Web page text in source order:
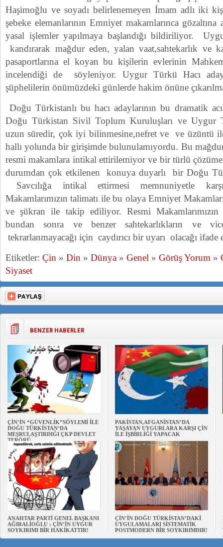
Haşimoğlu ve soyadı belirlenemeyen İmam adlı iki
şebeke elemanlarının Emniyet makamlarınca gözaltına
yasal işlemler yapılmaya başlandığı bildiriliyor.
kandırarak mağdur eden, yalan vaat,sahtekarlık ve
pasaportlarına el koyan bu kişilerin evlerinin
incelendiği de söyleniyor. Uygur Türkü Hacı
şüphelilerin önümüzdeki günlerde hakim önüne
Doğu Türkistanlı bu hacı adaylarının bu dramatik
Doğu Türkistan Sivil Toplum Kuruluşları ve Uygur
uzun süredir, çok iyi bilinmesine,nefret ve ve üzüntü ile
hallı yolunda bir girişimde bulunulamıyordu. Bu
resmi makamlara intikal ettirilemiyor ve bir türlü
durumdan çok etkilenen konuya duyarlı bir Doğu
Savcılığa intikal ettirmesi memnuniyetle
Makamlarımızın talimatı ile bu olaya Emniyet
ve şükran ile takip ediliyor. Resmi
bundan sonra ve benzer sahtekarlıkların ve
tekrarlanmayacağı için caydırıcı bir uyarı olacağı
Etiketler: Çin » Din » Dünya » Genel » Görüş Yorum »
Siyaset
BENZER HABERLER
ÇİN’İN “GÜVENLİK”SÖYLEMİ İLE
DOĞU TÜRKİSTAN’DA
MEŞRULAŞTIRDIĞI ÇKP DEVLET
TERÖRÜ
PAKİSTAN,AFGANİSTAN’DA
YAŞAYAN UYGURLARA KARŞI ÇİN
İLE İŞBİRLİĞİ YAPACAK
ANAHTAR PARTİ GENEL BAŞKANI
AĞIRALİOĞLU : ÇİN’İN UYGUR
SOYKIRIMI BİR HAKİKATTIR!
ÇİN’İN DOĞU TÜRKİSTAN’DAKİ
UYGULAMALARI SİSTEMATİK
POSTMODERN BİR SOYKIRIMDIR!